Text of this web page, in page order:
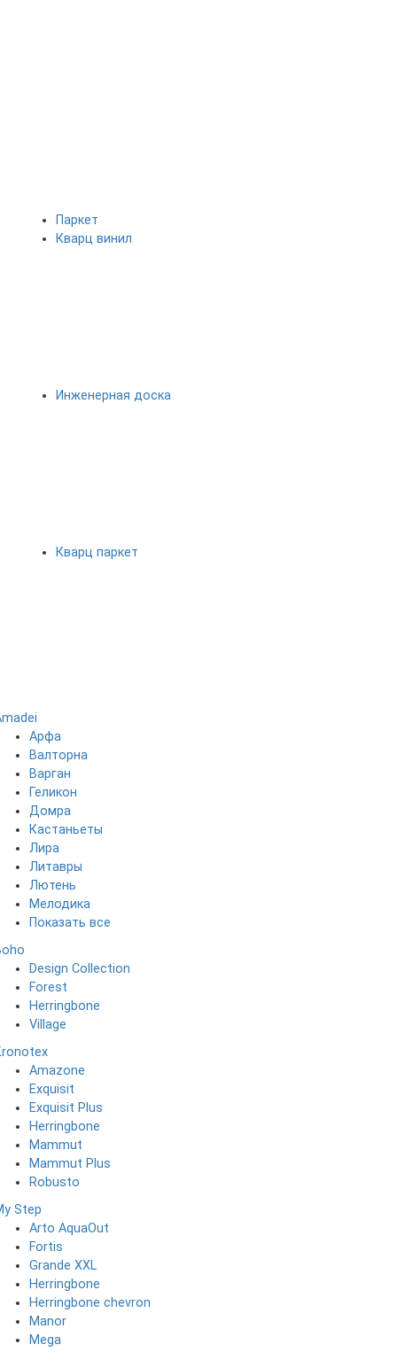
Паркет
Кварц винил
Инженерная доска
Кварц паркет
Арфа
Валторна
Варган
Геликон
Домра
Кастаньеты
Лира
Литавры
Лютень
Мелодика
Показать все
Design Collection
Forest
Herringbone
Village
Amazone
Exquisit
Exquisit Plus
Herringbone
Mammut
Mammut Plus
Robusto
Step
Arto AquaOut
Fortis
Grande XXL
Herringbone
Herringbone chevron
Manor
Mega